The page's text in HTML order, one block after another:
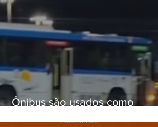
Ônibus são usados como